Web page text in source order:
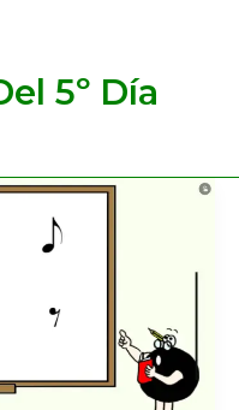
5º Día